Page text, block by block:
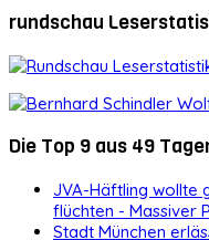
rundschau
Die Top 9 aus 49
JVA-Häftling wollte
flüchten - Massiver
Stadt München